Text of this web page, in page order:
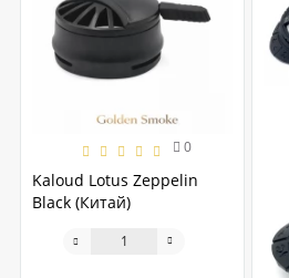
0
Kaloud Lotus Zeppelin
Black (Китай)